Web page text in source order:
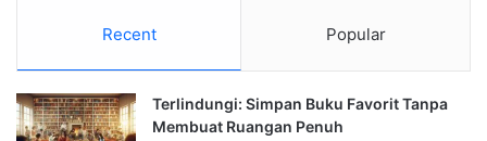
Recent Popular
Terlindungi: Simpan Buku Favorit Tanpa
Membuat Ruangan Penuh